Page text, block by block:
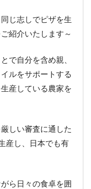
じ志しでピザを生
紹介いたします～
で自分を含め親、
ルをサポートする
産している農家を
しい審査に通した
産し、日本でも有
ら日々の食卓を囲